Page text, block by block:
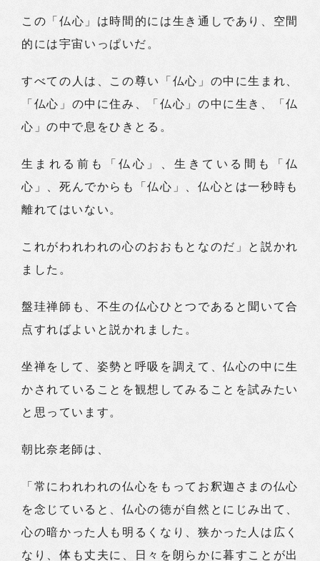
この「仏心」は時間的には生き通しであり、空間
的には宇宙いっぱいだ。
すべての人は、この尊い「仏心」の中に生まれ、
「仏心」の中に住み、「仏心」の中に生き、「仏
心」の中で息をひきとる。
生まれる前も「仏心」、生きている間も「仏
心」、死んでからも「仏心」、仏心とは一秒時も
離れてはいない。
これがわれわれの心のおおもとなのだ」と説かれ
ました。
盤珪禅師も、不生の仏心ひとつであると聞いて合
点すればよいと説かれました。
坐禅をして、姿勢と呼吸を調えて、仏心の中に生
かされていることを観想してみることを試みたい
と思っています。
朝比奈老師は、
「常にわれわれの仏心をもってお釈迦さまの仏心
を念じていると、仏心の徳が自然とにじみ出て、
心の暗かった人も明るくなり、狭かった人は広く
なり、体も丈夫に、日々を朗らかに暮すことが出